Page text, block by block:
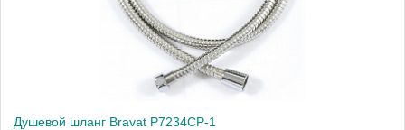
Душевой шланг Bravat P7234CP-1